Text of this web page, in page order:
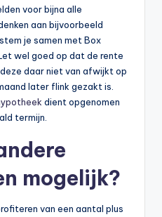
voor bijna alle
aan bijvoorbeeld
je samen met Box
wel goed op dat de rente
daar niet van afwijkt op
later flink gezakt is.
dient opgenomen
termijn.
mogelijk?
van een aantal plus